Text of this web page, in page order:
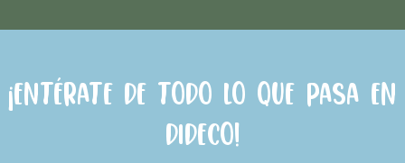
¡Entérate de todo lo que pasa en
Dideco!